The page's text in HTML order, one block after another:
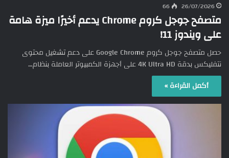
26/07/2026
66
متصفح جوجل كروم Chrome يدعم أخيرًا ميزة هامة
على ويندوز 11!
حصل متصفح جوجل كروم Google Chrome على دعم تشغيل محتوى
نتفليكس بدقة 4K Ultra HD على أجهزة الكمبيوتر العاملة بنظام…
أكمل القراءة »